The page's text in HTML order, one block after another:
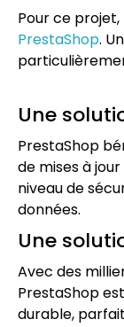
Pour ce
PrestaShop.
Une
PrestaShop
de mises à
niveau de
données.
Une
Avec des
PrestaShop
durable,